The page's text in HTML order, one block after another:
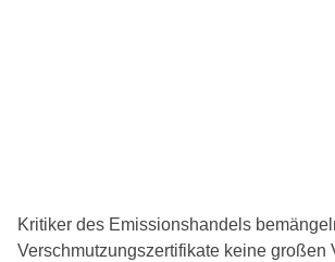
Kritiker des Emissionshandels
Verschmutzungszertifikate keine großen